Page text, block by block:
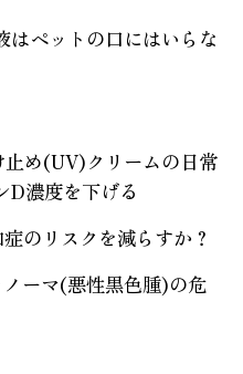
ペットの口にはいらな
め(UV)クリームの日常
D濃度を下げる
のリスクを減らすか？
ーマ(悪性黒色腫)の危